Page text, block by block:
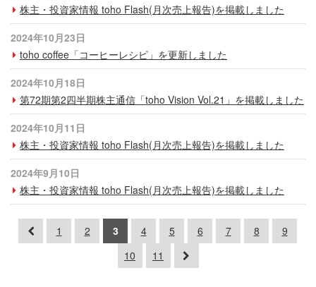
株主・投資家情報 toho Flash(月次売上報告)を掲載しました
2024年10月23日
toho coffee「コーヒーレシピ」を更新しました
2024年10月18日
第72期第2四半期株主通信「toho Vision Vol.21」を掲載しました
2024年10月11日
株主・投資家情報 toho Flash(月次売上報告)を掲載しました
2024年9月10日
株主・投資家情報 toho Flash(月次売上報告)を掲載しました
1 2 3 4 5 6 7 8
9
10
11